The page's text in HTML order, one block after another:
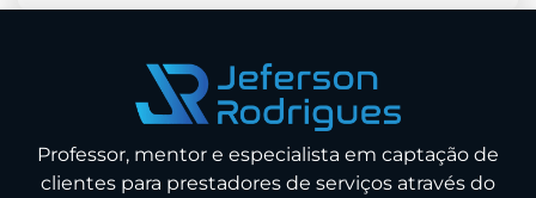
Professor, mentor e especialista em captação de
clientes para prestadores de serviços através do